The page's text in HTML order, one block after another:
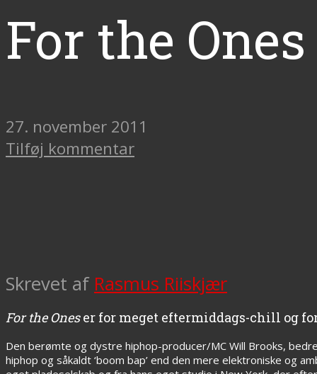
For the Ones
27. november 2011
Tilføj kommentar
Skrevet af Rasmus Riiskjær
For the Oneser for meget eftermiddags-chill og
Den berømte og dystre hiphop-producer/MC Will Brooks,
hiphop og såkaldt ‘boom bap’ end den mere elektroniske og